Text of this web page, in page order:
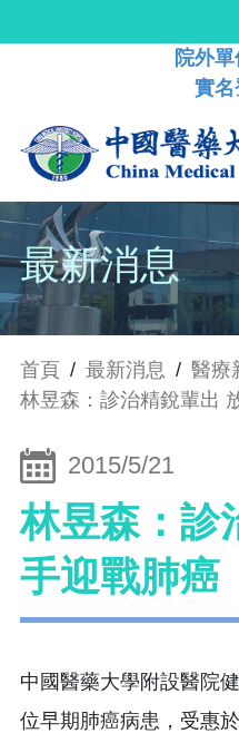
院外
實名
最新消息
首頁 / 最新消息 / 醫療
林昱森：診治精銳輩出
2015/5/21
林昱森：診
手迎戰肺癌
中國醫藥大學附設醫院
位早期肺癌病患，受惠